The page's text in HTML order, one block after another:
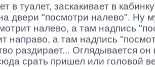
в туалет, заскакивает в
двери "посмотри налево". Ну
налево, а там надпись
направо, а там надпись
раздирает... Оглядывается он
срать пришел или головой